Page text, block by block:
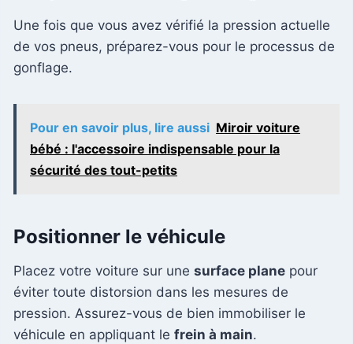
Une fois que vous avez vérifié la pression actuelle
de vos pneus, préparez-vous pour le processus de
gonflage.
Pour en savoir plus, lire aussi Miroir voiture
bébé : l'accessoire indispensable pour la
sécurité des tout-petits
Positionner le véhicule
Placez votre voiture sur une surface plane pour
éviter toute distorsion dans les mesures de
pression. Assurez-vous de bien immobiliser le
véhicule en appliquant le frein à main.